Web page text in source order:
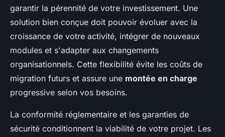
garantir la pérennité de votre investissement. Une
solution bien conçue doit pouvoir évoluer avec la
croissance de votre activité, intégrer de nouveaux
modules et s'adapter aux changements
organisationnels. Cette flexibilité évite les coûts de
migration futurs et assure une montée en charge
progressive selon vos besoins.
La conformité réglementaire et les garanties de
sécurité conditionnent la viabilité de votre projet. Les